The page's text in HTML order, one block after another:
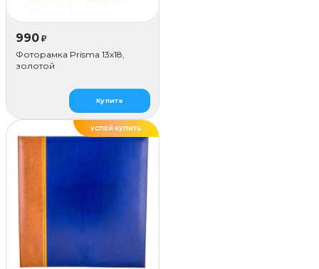
990 ₽
Фоторамка Prisma 13х18,
золотой
Купить
УСПЕЙ КУПИТЬ